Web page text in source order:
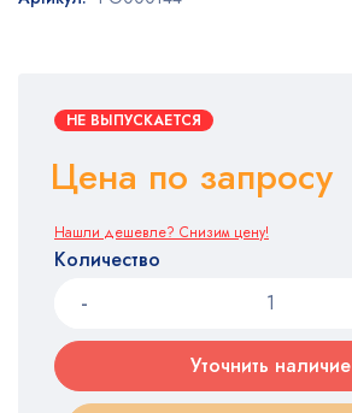
НЕ ВЫПУСКАЕТСЯ
Цена по запросу
Нашли дешевле? Снизим цену!
Количество
Уточнить наличие